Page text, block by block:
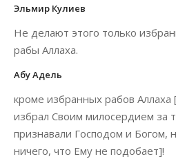
Эльмир Кулиев
Не делают этого только
рабы Аллаха.
Абу Адель
кроме избранных рабов Аллаха
избрал Своим милосердием за
признавали Господом и Богом,
ничего, что Ему не подобает]!